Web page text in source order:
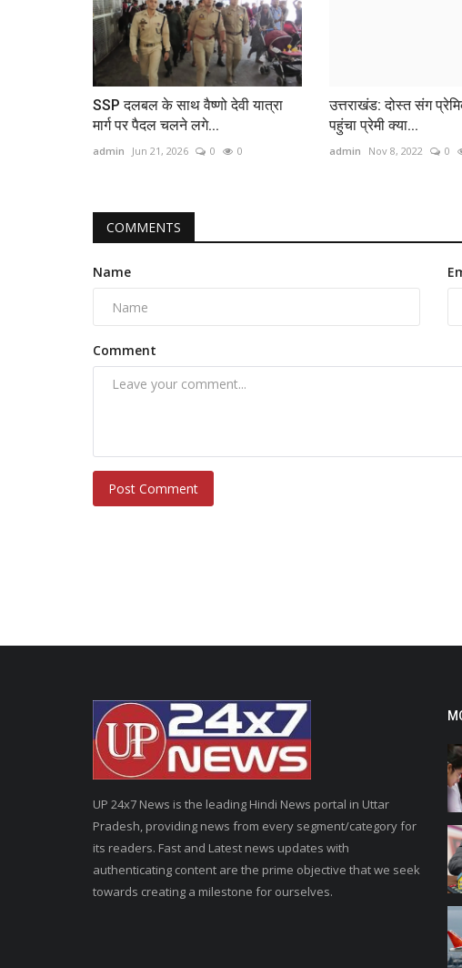
SSP दलबल के साथ वैष्णो देवी यात्रा
मार्ग पर पैदल चलने लगे...
admin Jun 21, 2026 0 0
उत्तराखंड: दोस्त संग
पहुंचा प्रेमी क्या...
admin Nov 8, 2022 0
COMMENTS
Name
Comment
Post Comment
UP 24x7 News is the leading Hindi News portal in Uttar
Pradesh, providing news from every segment/category for
its readers. Fast and Latest news updates with
authenticating content are the prime objective that we seek
towards creating a milestone for ourselves.